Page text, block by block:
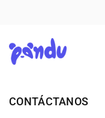
fácilmente y está
Con este timbre con
PANDU
CONTÁCTANOS